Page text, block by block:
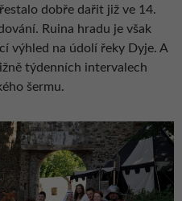
dobře dařit již ve 14.
Ruina hradu je však
výhled na údolí řeky Dyje. A
týdenních intervalech
šermu.